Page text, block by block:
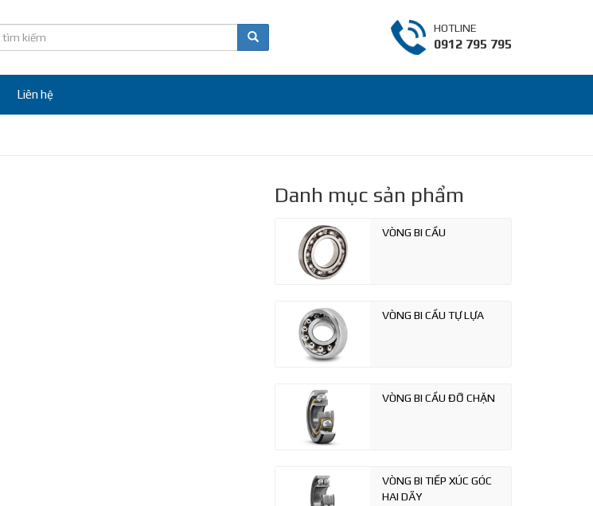
HOTLINE
0912 795 795
Liên hệ
Danh mục sản phẩm
VÒNG BI CẦU
VÒNG BI CẦU TỰ LỰA
VÒNG BI CẦU ĐỠ CHẶN
VÒNG BI TIẾP XÚC GÓC
HAI DÃY